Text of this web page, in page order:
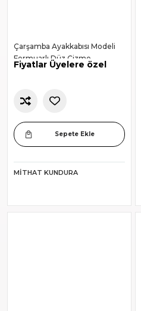
Çarşamba Ayakkabısı Modeli
Fermuarlı Düz Çizme
Fiyatlar Üyelere özel
Sepete Ekle
MITHAT KUNDURA